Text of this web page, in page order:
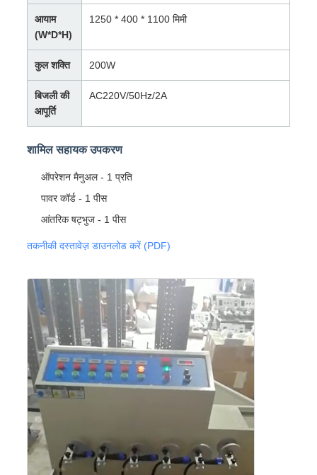
आयाम
(W*D*H)
1250 * 400 * 1100 मिमी
कुल शक्ति 200W
बिजली की
आपूर्ति
AC220V/50Hz/2A
शामिल सहायक उपकरण
ऑपरेशन मैनुअल - 1 प्रति
पावर कॉर्ड - 1 पीस
आंतरिक षट्भुज - 1 पीस
तकनीकी दस्तावेज़ डाउनलोड करें (PDF)